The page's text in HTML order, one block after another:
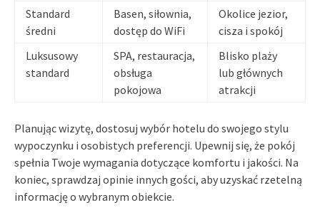
Standard
średni
Basen, siłownia,
dostęp do WiFi
Okolice jezior,
cisza i spokój
Luksusowy
standard
SPA, restauracja,
obsługa
pokojowa
Blisko plaży
lub głównych
atrakcji
Planując wizytę, dostosuj wybór hotelu do swojego stylu
wypoczynku i osobistych preferencji. Upewnij się, że pokój
spełnia Twoje wymagania dotyczące komfortu i jakości. Na
koniec, sprawdzaj opinie innych gości, aby uzyskać rzetelną
informację o wybranym obiekcie.